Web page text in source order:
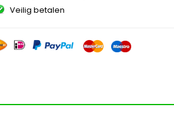
Veilig betalen